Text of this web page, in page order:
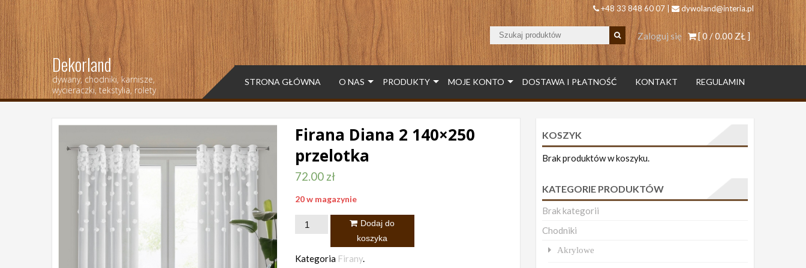
+48 33 848 60 07 | dywoland@interia.pl
[ 0 /0.00 ZŁ]
Zaloguj się
Dekorland
dywany, chodniki, karnisze,
wycieraczki, tekstylia, rolety
STRONA GŁÓWNA O NAS PRODUKTY MOJE KONTO DOSTAWA I PŁATNOŚĆ KONTAKT REGULAMIN
Firana Diana 2 140×250
przelotka
72.00 zł
20 w magazynie
ilość
Diana
Dodaj do
koszyka
Kategoria Firany.
KOSZYK
Brak produktów w koszyku.
KATEGORIE PRODUKTÓW
Brak kategorii
Chodniki
Akrylowe